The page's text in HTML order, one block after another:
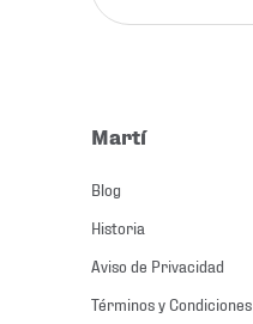
Martí
Blog
Historia
Aviso de Privacidad
Términos y Condiciones